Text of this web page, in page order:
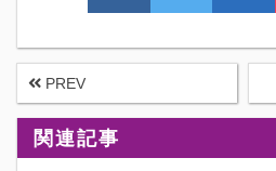
PREV
関連記事